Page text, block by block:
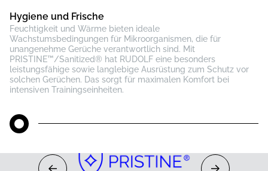
Hygiene und Frische
Feuchtigkeit und Wärme bieten ideale
Wachstumsbedingungen für Mikroorganismen, die für
unangenehme Gerüche verantwortlich sind. Mit
PRISTINE™/Sanitized® hat RUDOLF eine besonders
leistungsfähige sowie langlebige Ausrüstung zum Schutz vor
solchen Gerüchen. Das sorgt für maximalen Komfort bei
intensiven Trainingseinheiten.